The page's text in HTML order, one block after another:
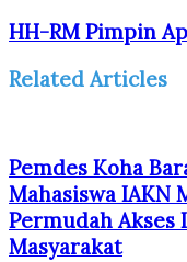
HH-RM Pimpin
Related Articles
Pemdes Koha
Mahasiswa IAKN
Permudah Akses
Masyarakat